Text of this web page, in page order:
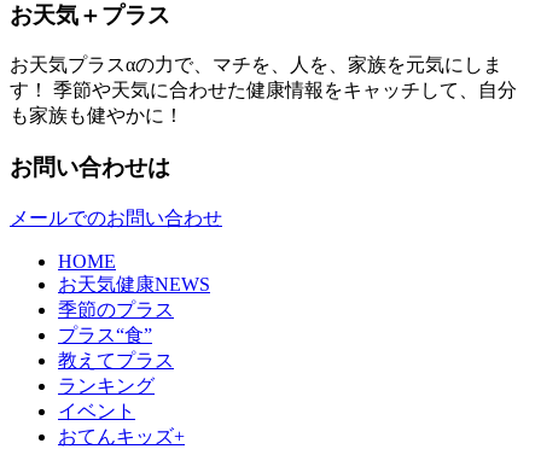
お天気＋プラス
お天気プラスαの力で、マチを、人を、家族を元気にしま
す！ 季節や天気に合わせた健康情報をキャッチして、自分
も家族も健やかに！
お問い合わせは
メールでのお問い合わせ
HOME
お天気健康NEWS
季節のプラス
プラス“食”
教えてプラス
ランキング
イベント
おてんキッズ+